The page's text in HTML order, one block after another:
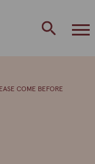
COME BEFORE